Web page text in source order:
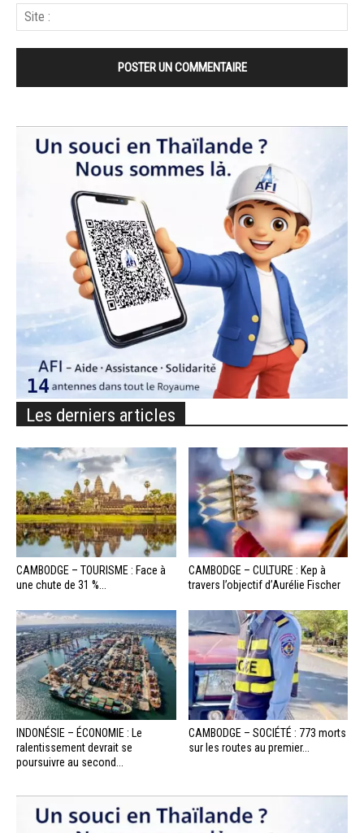
Les derniers articles
CAMBODGE – TOURISME : Face à
une chute de 31 %...
CAMBODGE – CULTURE : Kep à
travers l’objectif d’Aurélie Fischer
INDONÉSIE – ÉCONOMIE : Le
ralentissement devrait se
poursuivre au second...
CAMBODGE – SOCIÉTÉ : 773 morts
sur les routes au premier...